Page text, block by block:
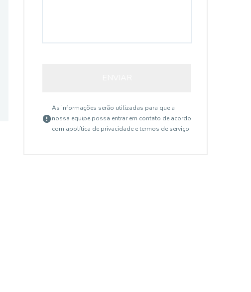
As informações serão utilizadas para que a
nossa equipe possa entrar em contato de acordo
com apolítica de privacidade e termos de serviço